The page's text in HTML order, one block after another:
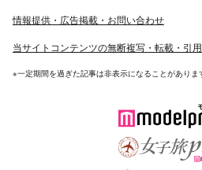
情報提供・広告掲載・お問い合わせ
当サイトコンテンツの無断複写・転載・引
※一定期間を過ぎた記事は非表示になることがありま